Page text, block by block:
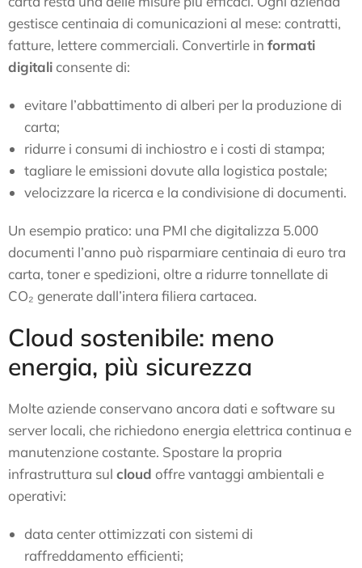
gestisce centinaia di comunicazioni al mese: contratti,
fatture, lettere commerciali. Convertirle in formati
digitaliconsente di:
evitare l’abbattimento di alberi per la produzione di
carta;
ridurre i consumi di inchiostro e i costi di stampa;
tagliare le emissioni dovute alla logistica postale;
velocizzare la ricerca e la condivisione di documenti.
Un esempio pratico: una PMI che digitalizza 5.000
documenti l’anno può risparmiare centinaia di euro tra
carta, toner e spedizioni, oltre a ridurre tonnellate di
CO₂ generate dall’intera filiera cartacea.
Cloud sostenibile: meno
energia, più sicurezza
Molte aziende conservano ancora dati e software su
server locali, che richiedono energia elettrica continua e
manutenzione costante. Spostare la propria
infrastruttura sul cloud offre vantaggi ambientali e
operativi:
data center ottimizzati con sistemi di
raffreddamento efficienti;